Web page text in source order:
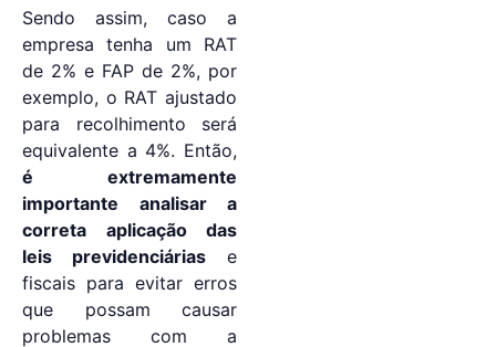
Sendo assim, caso a
empresa tenha um RAT
de 2% e FAP de 2%, por
exemplo, o RAT ajustado
para recolhimento será
equivalente a 4%. Então,
é extremamente
importante analisar a
correta aplicação das
leis previdenciárias e
fiscais para evitar erros
que possam causar
problemas com a